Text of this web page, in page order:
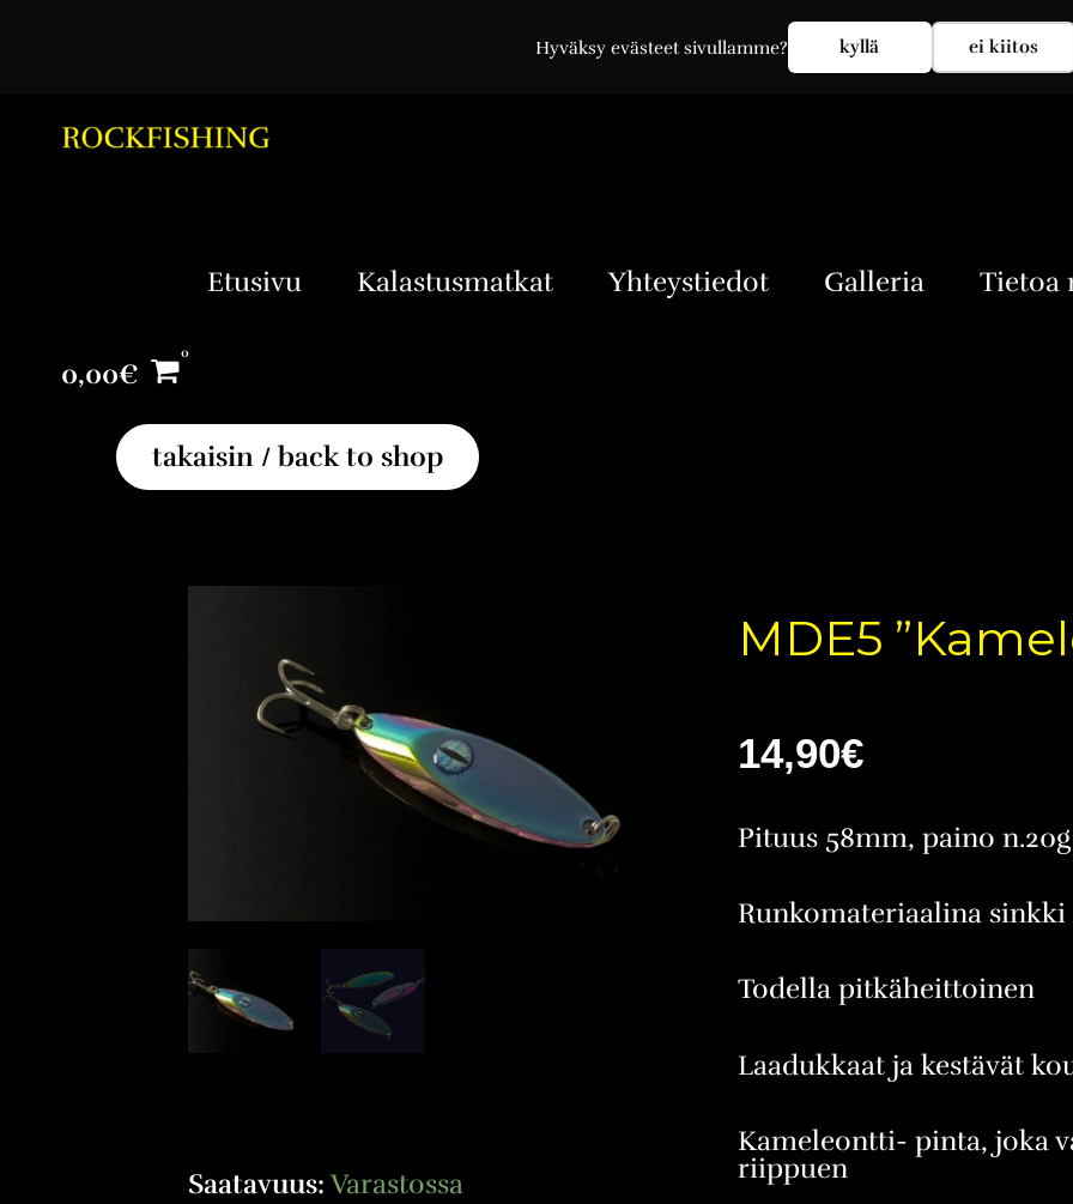
Hyväksy evästeet sivullamme? kyllä ei kiitos
Kirjaudu sisään
Etusivu Kalastusmatkat Yhteystiedot Galleria Tietoa
0,00€
Saatavuus: Varastossa
MDE5
14,90€
Pituus 58mm, paino n.20g
Runkomateriaalina sinkki
Todella pitkäheittoinen
Laadukkaat ja kestävät
Kameleontti- pinta, joka
riippuen